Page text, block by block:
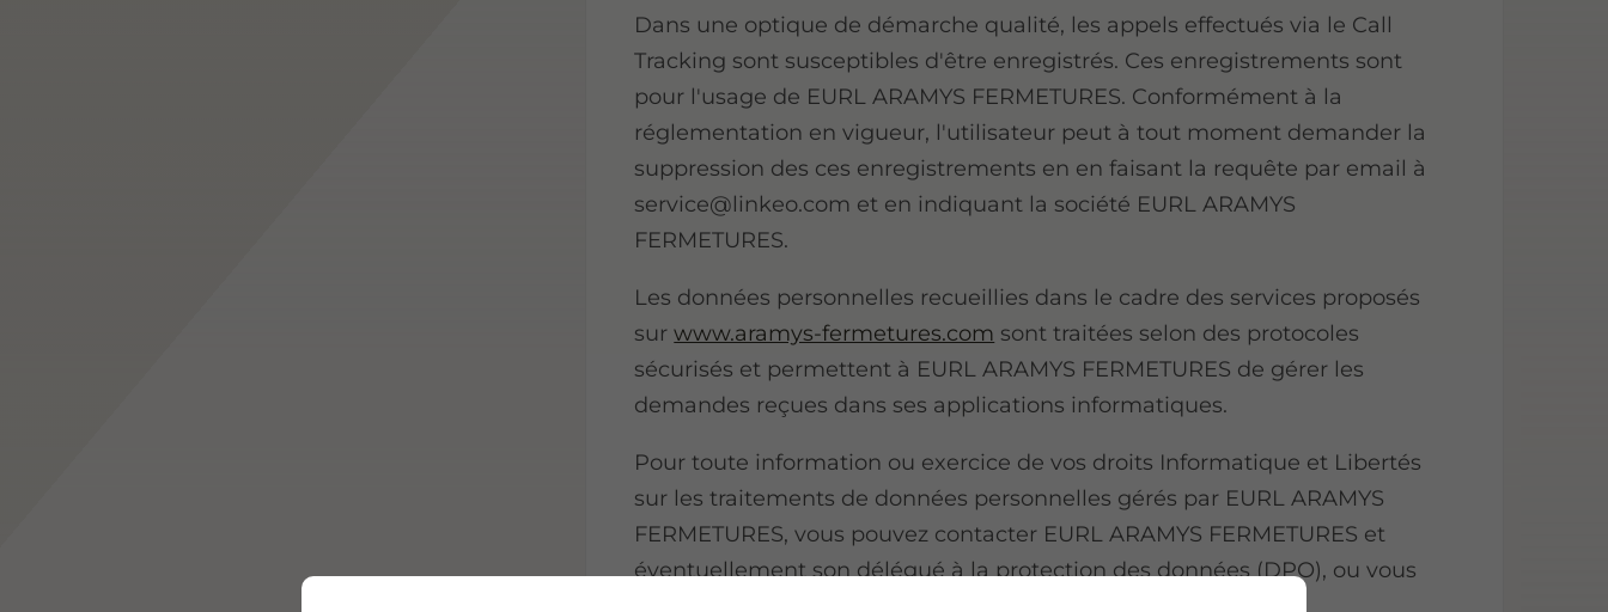
Dans une optique de démarche qualité, les appels effectués via le Call
Tracking sont susceptibles d'être enregistrés. Ces enregistrements sont
pour l'usage de EURL ARAMYS FERMETURES. Conformément à la
réglementation en vigueur, l'utilisateur peut à tout moment demander la
suppression des ces enregistrements en en faisant la requête par email à
service@linkeo.com et en indiquant la société EURL ARAMYS
FERMETURES.
Les données personnelles recueillies dans le cadre des services proposés
surwww.aramys-fermetures.com sont traitées selon des protocoles
sécurisés et permettent à EURL ARAMYS FERMETURES de gérer les
demandes reçues dans ses applications informatiques.
Pour toute information ou exercice de vos droits Informatique et Libertés
sur les traitements de données personnelles gérés par EURL ARAMYS
FERMETURES, vous pouvez contacter EURL ARAMYS FERMETURES et
éventuellement son délégué à la protection des données (DPO), ou vous